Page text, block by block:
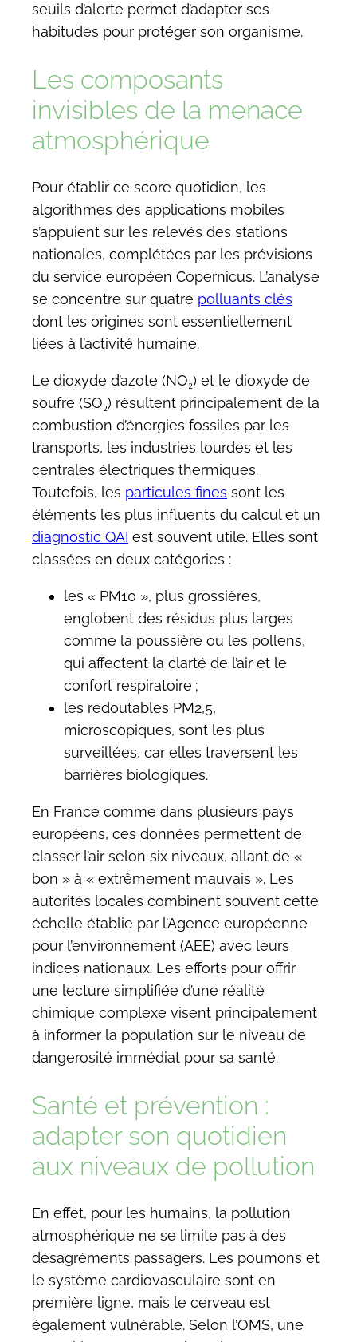
seuils d’alerte permet d’adapter ses
habitudes pour protéger son organisme.
Les composants
invisibles de la menace
atmosphérique
Pour établir ce score quotidien, les
algorithmes des applications mobiles
s’appuient sur les relevés des stations
nationales, complétées par les prévisions
du service européen Copernicus. L’analyse
se concentre sur quatre polluants clés
dont les origines sont essentiellement
liées à l’activité humaine.
Le dioxyde d’azote (NO₂) et le dioxyde de
soufre (SO₂) résultent principalement de la
combustion d’énergies fossiles par les
transports, les industries lourdes et les
centrales électriques thermiques.
Toutefois, les particules fines sont les
éléments les plus influents du calcul et un
diagnostic QAI est souvent utile. Elles sont
classées en deux catégories :
les « PM10 », plus grossières,
englobent des résidus plus larges
comme la poussière ou les pollens,
qui affectent la clarté de l’air et le
confort respiratoire ;
les redoutables PM2,5,
microscopiques, sont les plus
surveillées, car elles traversent les
barrières biologiques.
En France comme dans plusieurs pays
européens, ces données permettent de
classer l’air selon six niveaux, allant de «
bon » à « extrêmement mauvais ». Les
autorités locales combinent souvent cette
échelle établie par l’Agence européenne
pour l’environnement (AEE) avec leurs
indices nationaux. Les efforts pour offrir
une lecture simplifiée d’une réalité
chimique complexe visent principalement
à informer la population sur le niveau de
dangerosité immédiat pour sa santé.
Santé et prévention :
adapter son quotidien
aux niveaux de pollution
En effet, pour les humains, la pollution
atmosphérique ne se limite pas à des
désagréments passagers. Les poumons et
le système cardiovasculaire sont en
première ligne, mais le cerveau est
également vulnérable. Selon l’OMS, une